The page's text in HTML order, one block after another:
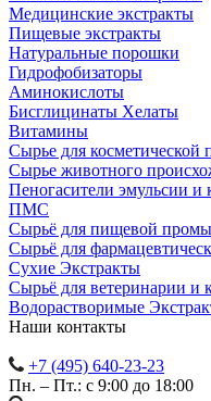
Медицинские экстракты
Пищевые экстракты
Натуральные порошки
Гидрофобизаторы
Аминокислоты
Бисглицинаты Хелаты
Витамины
Сырье для
Сырье животного
Пеногасители эмульсии и
ПМС
Сырьё для пищевой
Сырьё для
Сухие Экстракты
Сырьё для ветеринарии и
Водорастворимые
Наши контакты
+7 (495) 640-23-23
Пн. – Пт.: с 9:00 до 18:00